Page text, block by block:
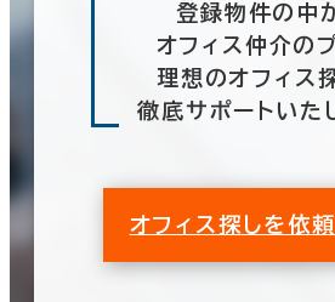
登録物件の中
オフィス仲介の
理想のオフィス
徹底サポートいた
オフィス探しを依